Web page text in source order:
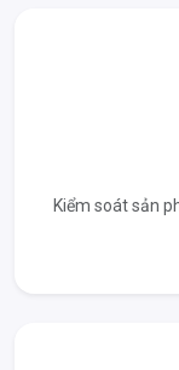
Kiểm soát sản